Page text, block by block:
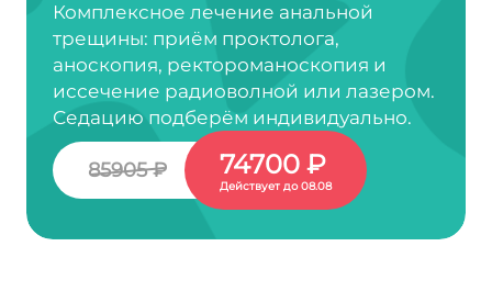
Комплексное лечение анальной
трещины: приём проктолога,
аноскопия, ректороманоскопия и
иссечение радиоволной или лазером.
Седацию подберём индивидуально.
85905 ₽ 74700 ₽
Действует до 08.08